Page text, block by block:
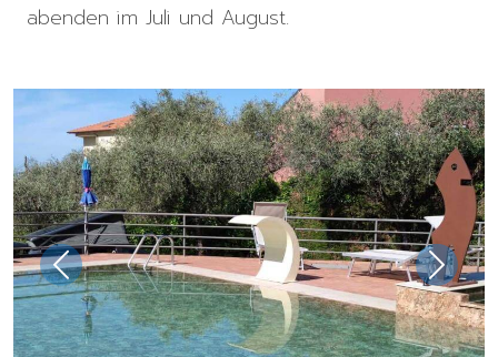
abenden im Juli und August.